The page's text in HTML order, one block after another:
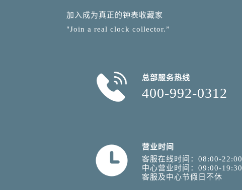
加入成为真正的钟表收藏家
"Join a real clock collector.”
总部服务热线
400-992-0312
营业时间
客服在线时间：08:00-22:00
中心营业时间：09:00-19:30
客服及中心节假日不休